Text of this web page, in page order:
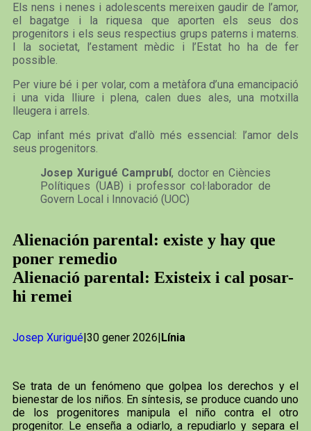
Els nens i nenes i adolescents mereixen gaudir de l’amor,
el bagatge i la riquesa que aporten els seus dos
progenitors i els seus respectius grups paterns i materns.
I la societat, l’estament mèdic i l’Estat ho ha de fer
possible.
Per viure bé i per volar, com a metàfora d’una emancipació
i una vida lliure i plena, calen dues ales, una motxilla
lleugera i arrels.
Cap infant més privat d’allò més essencial: l’amor dels
seus progenitors.
Josep Xurigué Camprubí, doctor en Ciències
Polítiques (UAB) i professor col·laborador de
Govern Local i Innovació (UOC)
Alienación parental: existe y hay que
poner remedio
Alienació parental: Existeix i cal posar-
hi remei
Josep Xurigué |30 gener 2026| Línia
Se trata de un fenómeno que golpea los derechos y el
bienestar de los niños. En síntesis, se produce cuando uno
de los progenitores manipula el niño contra el otro
progenitor. Le enseña a odiarlo, a repudiarlo y separa el